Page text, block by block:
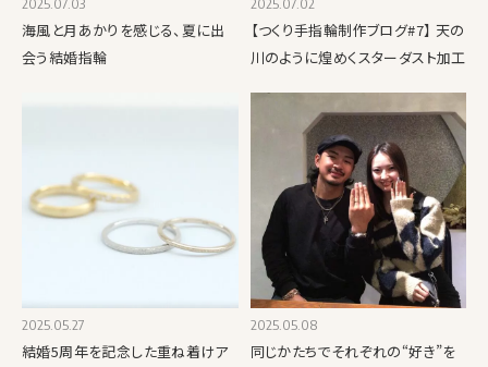
2025.07.03
海風と月あかりを感じる、夏に出
会う結婚指輪
2025.07.02
【つくり手指輪制作ブログ#7】 天の
川のように煌めくスターダスト加工
2025.05.27
結婚5周年を記念した重ね着けア
2025.05.08
同じかたちでそれぞれの“好き”を